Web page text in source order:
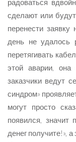
радоваться
сделают или
перенести
день не удалось
перетягивать
этой аварии, она
заказчики ведут
синдром»
могут просто
появился, значит
денег получите!»,